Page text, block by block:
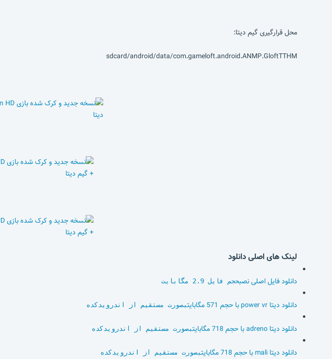
محل قرارگیری گیم دیتا:
sdcard/android/data/com.gameloft.android.ANMP.GloftTTHM
لینک های اصلی دانلود
دانلود فایل اصلی نصبحجم فایل 2.9 مگابایت
دانلود دیتا power vr با حجم 571 مگابایت بصورت مستقیم از اندرویدکده
دانلود دیتا adreno با حجم 718 مگابایت بصورت مستقیم از اندرویدکده
دانلود دیتا mali با حجم 718 مگابایت بصورت مستقیم از اندرویدکده